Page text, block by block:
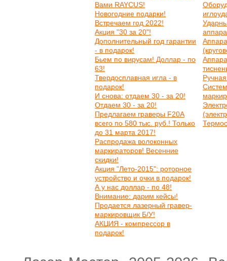
Вами RAYCUS!
Новогодние подарки!
Встречаем год 2022!
Акция "30 за 20"!
Дополнительный год гарантии
- в подарок!
Бьем по вирусам! Доллар - по
63!
Твердосплавная игла - в
подарок!
И снова: отдаем 30 - за 20!
Отдаем 30 - за 20!
Предлагаем граверы F20A
всего по 580 тыс. руб.! Только
до 31 марта 2017!
Распродажа волоконных
маркираторов! Весенние
скидки!
Акция "Лето-2015": роторное
устройство и очки в подарок!
А у нас доллар - по 48!
Внимание: дарим кейсы!
Продается лазерный гравер-
маркировщик Б/У!
АКЦИЯ - компрессор в
подарок!